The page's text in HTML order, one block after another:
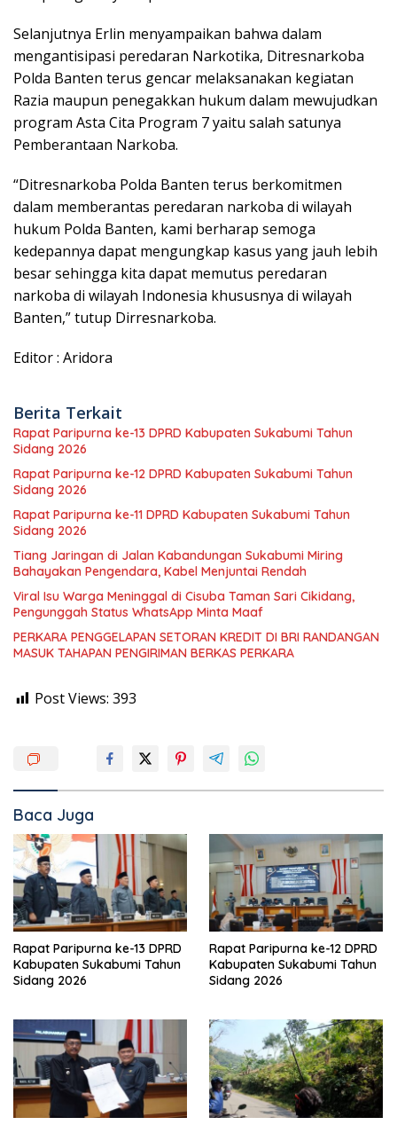
Selanjutnya Erlin menyampaikan bahwa dalam
mengantisipasi peredaran Narkotika, Ditresnarkoba
Polda Banten terus gencar melaksanakan kegiatan
Razia maupun penegakkan hukum dalam mewujudkan
program Asta Cita Program 7 yaitu salah satunya
Pemberantaan Narkoba.
“Ditresnarkoba Polda Banten terus berkomitmen
dalam memberantas peredaran narkoba di wilayah
hukum Polda Banten, kami berharap semoga
kedepannya dapat mengungkap kasus yang jauh lebih
besar sehingga kita dapat memutus peredaran
narkoba di wilayah Indonesia khususnya di wilayah
Banten,” tutup Dirresnarkoba.
Editor : Aridora
Berita Terkait
Rapat Paripurna ke-13 DPRD Kabupaten Sukabumi Tahun
Sidang 2026
Rapat Paripurna ke-12 DPRD Kabupaten Sukabumi Tahun
Sidang 2026
Rapat Paripurna ke-11 DPRD Kabupaten Sukabumi Tahun
Sidang 2026
Tiang Jaringan di Jalan Kabandungan Sukabumi Miring
Bahayakan Pengendara, Kabel Menjuntai Rendah
Viral Isu Warga Meninggal di Cisuba Taman Sari Cikidang,
Pengunggah Status WhatsApp Minta Maaf
PERKARA PENGGELAPAN SETORAN KREDIT DI BRI RANDANGAN
MASUK TAHAPAN PENGIRIMAN BERKAS PERKARA
Post Views: 393
Baca Juga
Rapat Paripurna ke-13 DPRD
Kabupaten Sukabumi Tahun
Sidang 2026
Rapat Paripurna ke-12 DPRD
Kabupaten Sukabumi Tahun
Sidang 2026